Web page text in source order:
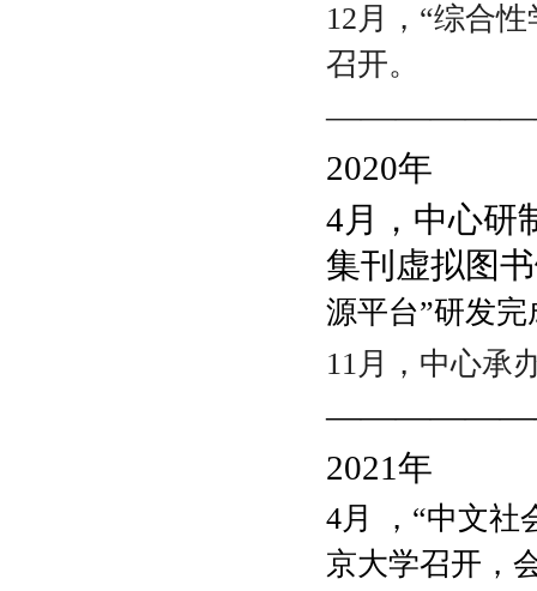
12月，“综合
召开。
2020年
4月，中心研
集刊虚拟图
源平台”研发完
11月， 中心承
2021年
4月 ，“中文社
京大学召开，